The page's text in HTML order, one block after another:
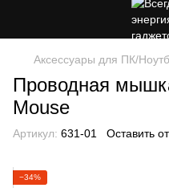
Аксессуары для ПК/
Проводная
Mouse
Артикул: 631-01 Оставить
−34%